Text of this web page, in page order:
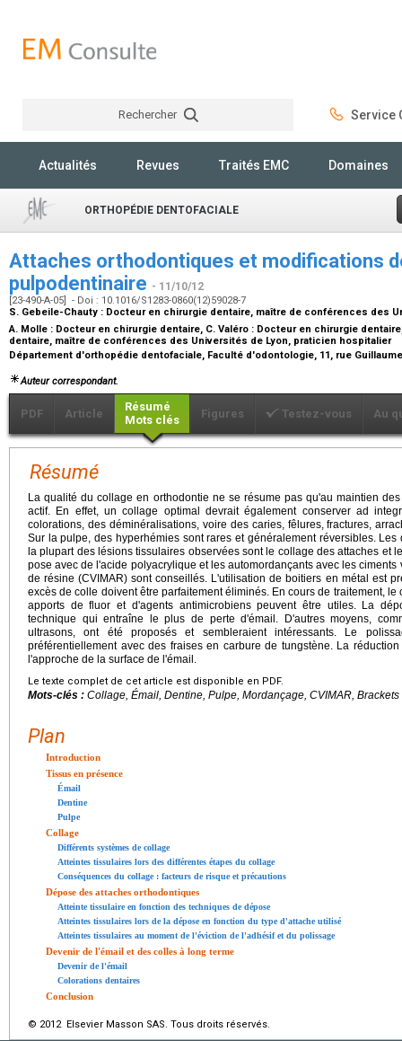
Rechercher Service
Actualités Revues Traités EMC Domaines
ORTHOPÉDIE DENTOFACIALE
Attaches orthodontiques et modifications
pulpodentinaire - 11/10/12
[23-490-A-05] - Doi : 10.1016/S1283-0860(12)59028-7
S. Gebeile-Chauty : Docteur en chirurgie dentaire, maître de conférences des
A. Molle : Docteur en chirurgie dentaire, C. Valéro : Docteur en chirurgie dentaire
dentaire, maître de conférences des Universités de Lyon, praticien hospitalier
Département d'orthopédie dentofaciale, Faculté d'odontologie, 11, rue
Auteur correspondant.
PDF Article
Résumé
Mots clés
Figures Testez-vous Au
Résumé
La qualité du collage en orthodontie ne se résume pas qu'au maintien
actif. En effet, un collage optimal devrait également conserver ad
colorations, des déminéralisations, voire des caries, fêlures, fractures,
Sur la pulpe, des hyperhémies sont rares et généralement réversibles.
la plupart des lésions tissulaires observées sont le collage des attaches et
pose avec de l'acide polyacrylique et les automordançants avec les
de résine (CVIMAR) sont conseillés. L'utilisation de boitiers en métal est
excès de colle doivent être parfaitement éliminés. En cours de traitement,
apports de fluor et d'agents antimicrobiens peuvent être utiles. La
technique qui entraîne le plus de perte d'émail. D'autres moyens,
ultrasons, ont été proposés et sembleraient intéressants. Le
préférentiellement avec des fraises en carbure de tungstène. La
l'approche de la surface de l'émail.
Le texte complet de cet article est disponible en PDF.
Mots-clés : Collage, Émail, Dentine, Pulpe, Mordançage, CVIMAR, Brackets
Plan
Introduction
Tissus en présence
Émail
Dentine
Pulpe
Collage
Différents systèmes de collage
Atteintes tissulaires lors des différentes étapes du collage
Conséquences du collage : facteurs de risque et précautions
Dépose des attaches orthodontiques
Atteinte tissulaire en fonction des techniques de dépose
Atteintes tissulaires lors de la dépose en fonction du type d'attache utilisé
Atteintes tissulaires au moment de l'éviction de l'adhésif et du polissage
Devenir de l'émail et des colles à long terme
Devenir de l'émail
Colorations dentaires
Conclusion
© 2012 Elsevier Masson SAS. Tous droits réservés.